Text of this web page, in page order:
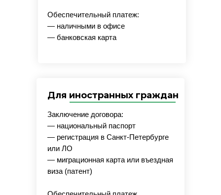
Для иностранных граждан
Обеспечительный платеж:
— наличными в офисе
— банковская карта
Заключение договора:
— национальный паспорт
— регистрация в Санкт-Петербурге
или ЛО
— миграционная карта или въездная
виза (патент)